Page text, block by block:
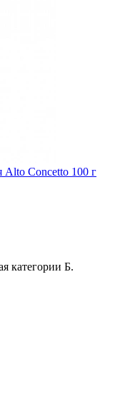
Concetto 100 г
категории Б.